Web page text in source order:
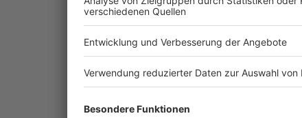
Verschiebung am
Vertrag zurückzutreten.
6
Die PFD gewährleistet
Werbekundenaufträge.
möglich und nach